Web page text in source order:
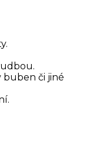
buben či jiné